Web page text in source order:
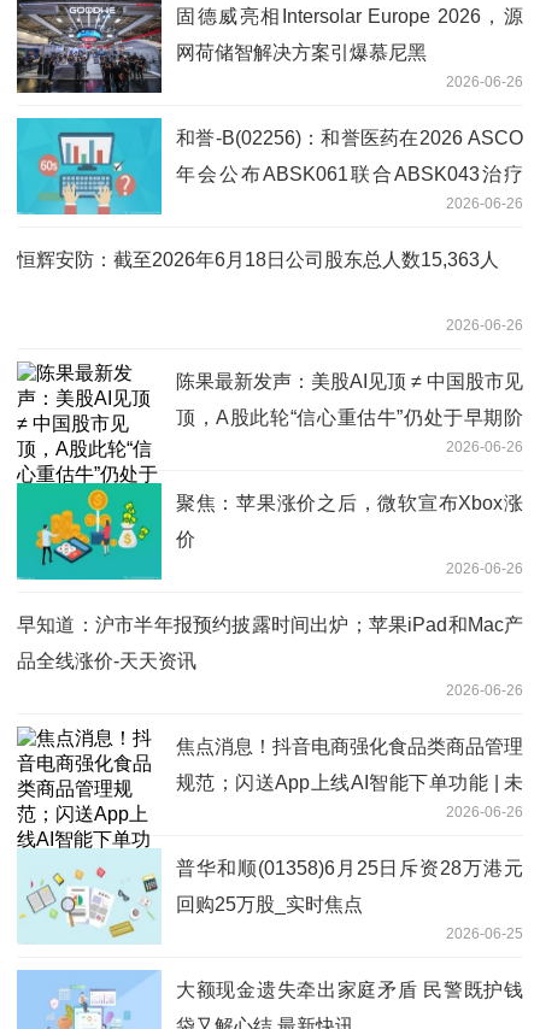
固德威亮相Intersolar Europe 2026，源
网荷储智解决方案引爆慕尼黑
2026-06-26
和誉-B(02256)：和誉医药在2026 ASCO
年会公布ABSK061联合ABSK043治疗
FGFR2阳性晚期GC/GEJC II期研究结果
观天下
2026-06-26
恒辉安防：截至2026年6月18日公司股东总人数15,363人
2026-06-26
陈果最新发声：美股AI见顶 ≠ 中国股市见
顶，A股此轮“信心重估牛”仍处于早期阶
2026-06-26
聚焦：苹果涨价之后，微软宣布Xbox涨
价
2026-06-26
早知道：沪市半年报预约披露时间出炉；苹果iPad和Mac产
品全线涨价-天天资讯
2026-06-26
焦点消息！抖音电商强化食品类商品管理
规范；闪送App上线AI智能下单功能 | 未
2026-06-26
普华和顺(01358)6月25日斥资28万港元
回购25万股_实时焦点
2026-06-25
大额现金遗失牵出家庭矛盾 民警既护钱